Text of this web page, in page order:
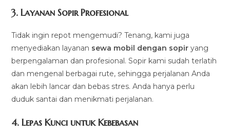
3.Layanan Sopir Profesional
Tidak ingin repot mengemudi? Tenang, kami juga
menyediakan layanan sewa mobil dengan sopir yang
berpengalaman dan profesional. Sopir kami sudah terlatih
dan mengenal berbagai rute, sehingga perjalanan Anda
akan lebih lancar dan bebas stres. Anda hanya perlu
duduk santai dan menikmati perjalanan.
4.Lepas Kunci untuk Kebebasan